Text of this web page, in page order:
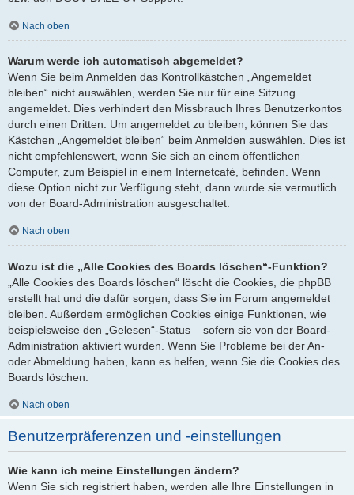
Nach oben
Warum werde ich automatisch abgemeldet?
Wenn Sie beim Anmelden das Kontrollkästchen „Angemeldet
bleiben“ nicht auswählen, werden Sie nur für eine Sitzung
angemeldet. Dies verhindert den Missbrauch Ihres Benutzerkontos
durch einen Dritten. Um angemeldet zu bleiben, können Sie das
Kästchen „Angemeldet bleiben“ beim Anmelden auswählen. Dies ist
nicht empfehlenswert, wenn Sie sich an einem öffentlichen
Computer, zum Beispiel in einem Internetcafé, befinden. Wenn
diese Option nicht zur Verfügung steht, dann wurde sie vermutlich
von der Board-Administration ausgeschaltet.
Nach oben
Wozu ist die „Alle Cookies des Boards löschen“-Funktion?
„Alle Cookies des Boards löschen“ löscht die Cookies, die phpBB
erstellt hat und die dafür sorgen, dass Sie im Forum angemeldet
bleiben. Außerdem ermöglichen Cookies einige Funktionen, wie
beispielsweise den „Gelesen“-Status – sofern sie von der Board-
Administration aktiviert wurden. Wenn Sie Probleme bei der An-
oder Abmeldung haben, kann es helfen, wenn Sie die Cookies des
Boards löschen.
Nach oben
Benutzerpräferenzen und -einstellungen
Wie kann ich meine Einstellungen ändern?
Wenn Sie sich registriert haben, werden alle Ihre Einstellungen in